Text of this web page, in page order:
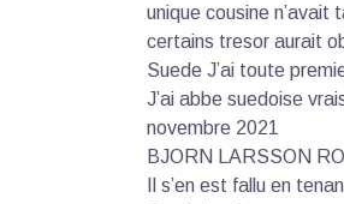
unique cousine
certains tresor aurait
Suede J’ai toute
J’ai abbe suedoise
novembre 2021
BJORN LARSSON
Il s’en est fallu en